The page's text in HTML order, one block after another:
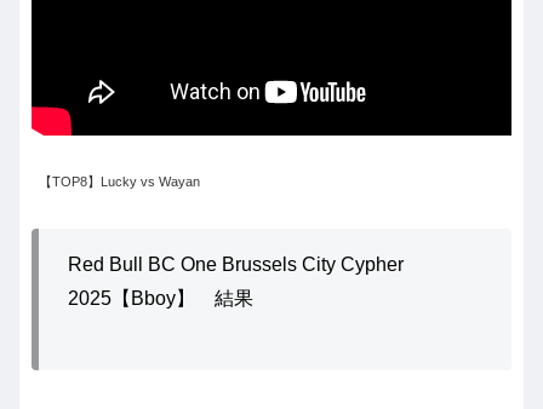
【TOP8】Lucky vs Wayan
Red Bull BC One Brussels City Cypher
2025【Bboy】 結果